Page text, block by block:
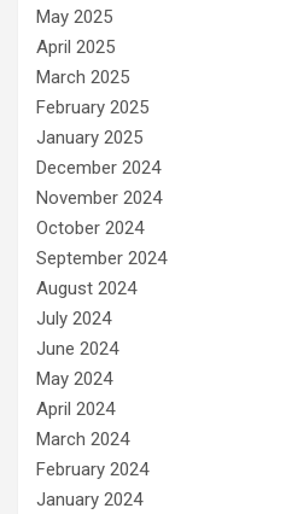
May 2025
April 2025
March 2025
February 2025
January 2025
December 2024
November 2024
October 2024
September 2024
August 2024
July 2024
June 2024
May 2024
April 2024
March 2024
February 2024
January 2024